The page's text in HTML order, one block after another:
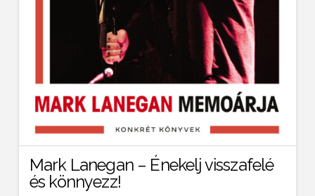
Mark Lanegan – Énekelj visszafelé
és könnyezz!